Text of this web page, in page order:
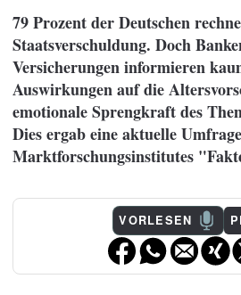
79 Prozent der Deutschen
Staatsverschuldung. Doch
Versicherungen informieren
Auswirkungen auf die
emotionale Sprengkraft des
Dies ergab eine aktuelle
Marktforschungsinstitutes
VORLESEN